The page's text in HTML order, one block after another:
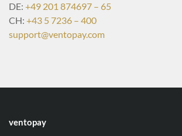
DE: +49 201 874697 – 65
CH: +43 5 7236 – 400
support@ventopay.com
ventopay